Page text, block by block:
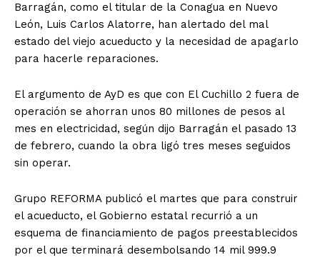
Barragán, como el titular de la Conagua en Nuevo
León, Luis Carlos Alatorre, han alertado del mal
estado del viejo acueducto y la necesidad de apagarlo
para hacerle reparaciones.
El argumento de AyD es que con El Cuchillo 2 fuera de
operación se ahorran unos 80 millones de pesos al
mes en electricidad, según dijo Barragán el pasado 13
de febrero, cuando la obra ligó tres meses seguidos
sin operar.
Grupo REFORMA publicó el martes que para construir
el acueducto, el Gobierno estatal recurrió a un
esquema de financiamiento de pagos preestablecidos
por el que terminará desembolsando 14 mil 999.9